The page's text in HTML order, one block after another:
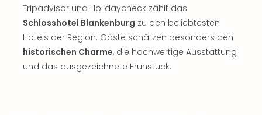
Tripadvisor und Holidaycheck zählt das
Schlosshotel Blankenburg zu den beliebtesten
Hotels der Region. Gäste schätzen besonders den
historischen Charme, die hochwertige Ausstattung
und das ausgezeichnete Frühstück.